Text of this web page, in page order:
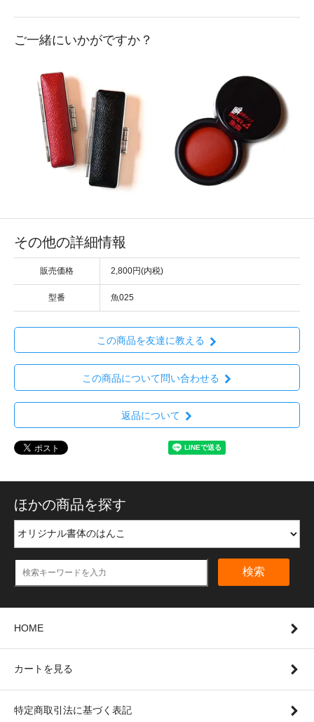
ご一緒にいかがですか？
その他の詳細情報
販売価格 2,800円(内税)
型番 魚025
この商品を友達に教える
この商品について問い合わせる
返品について
ほかの商品を探す
検索
HOME
カートを見る
特定商取引法に基づく表記